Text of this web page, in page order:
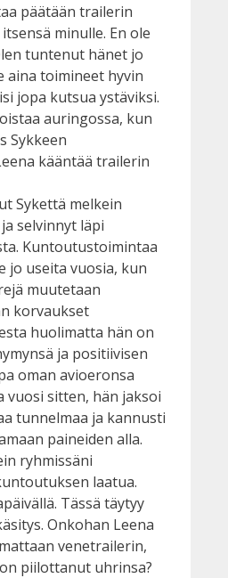
päätään trailerin
minulle. En ole
tuntenut hänet jo
aina toimineet hyvin
jopa kutsua ystäviksi.
auringossa, kun
Sykkeen
kääntää trailerin
Sykettä melkein
selvinnyt läpi
Kuntoutustoimintaa
jo useita vuosia, kun
muutetaan
korvaukset
huolimatta hän on
ja positiivisen
oman avioeronsa
vuosi sitten, hän jaksoi
tunnelmaa ja kannusti
paineiden alla.
ryhmissäni
laatua.
Tässä täytyy
Onkohan Leena
venetrailerin,
piilottanut uhrinsa?